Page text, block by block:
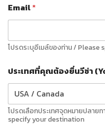
Email*
โปรดระบุอีเมล์ของท่าน / Please
ประเทศที่คุณต้องยื่นวีซ่า
โปรดเลือกประเทศจุดหมายปลาย
specify your destination